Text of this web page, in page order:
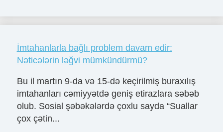
İmtahanlarla bağlı problem davam edir:
Nəticələrin ləğvi mümkündürmü?
Bu il martın 9-da və 15-də keçirilmiş buraxılış
imtahanları cəmiyyətdə geniş etirazlara səbəb
olub. Sosial şəbəkələrdə çoxlu sayda “Suallar
çox çətin...